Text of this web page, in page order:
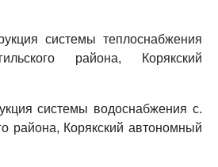
системы теплоснабжения
района, Корякский
системы водоснабжения с.
района, Корякский автономный